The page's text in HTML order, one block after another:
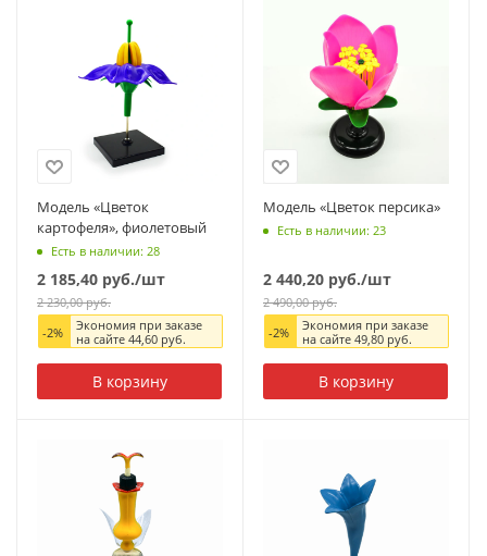
Модель «Цветок
картофеля», фиолетовый
Есть в наличии: 28
2 185,40 руб./шт
2 230,00руб.
-2%
Экономия при заказе
на сайте 44,60руб.
В корзину
Модель «Цветок персика»
Есть в наличии: 23
2 440,20 руб./шт
2 490,00руб.
-2%
Экономия при заказе
на сайте 49,80руб.
В корзину